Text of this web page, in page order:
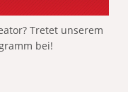
Tretet unserem
bei!